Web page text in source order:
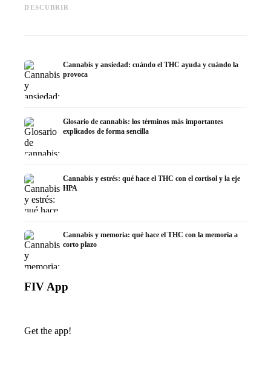
DESCUBRIR
la investigación
Cannabis y ansiedad: cuándo el THC ayuda y cuándo la
provoca
Glosario de cannabis: los términos más importantes
explicados de forma sencilla
Cannabis y estrés: qué hace el THC con el cortisol y la eje
HPA
Cannabis y memoria: qué hace el THC con la memoria a
corto plazo
FIV App
Get the app!